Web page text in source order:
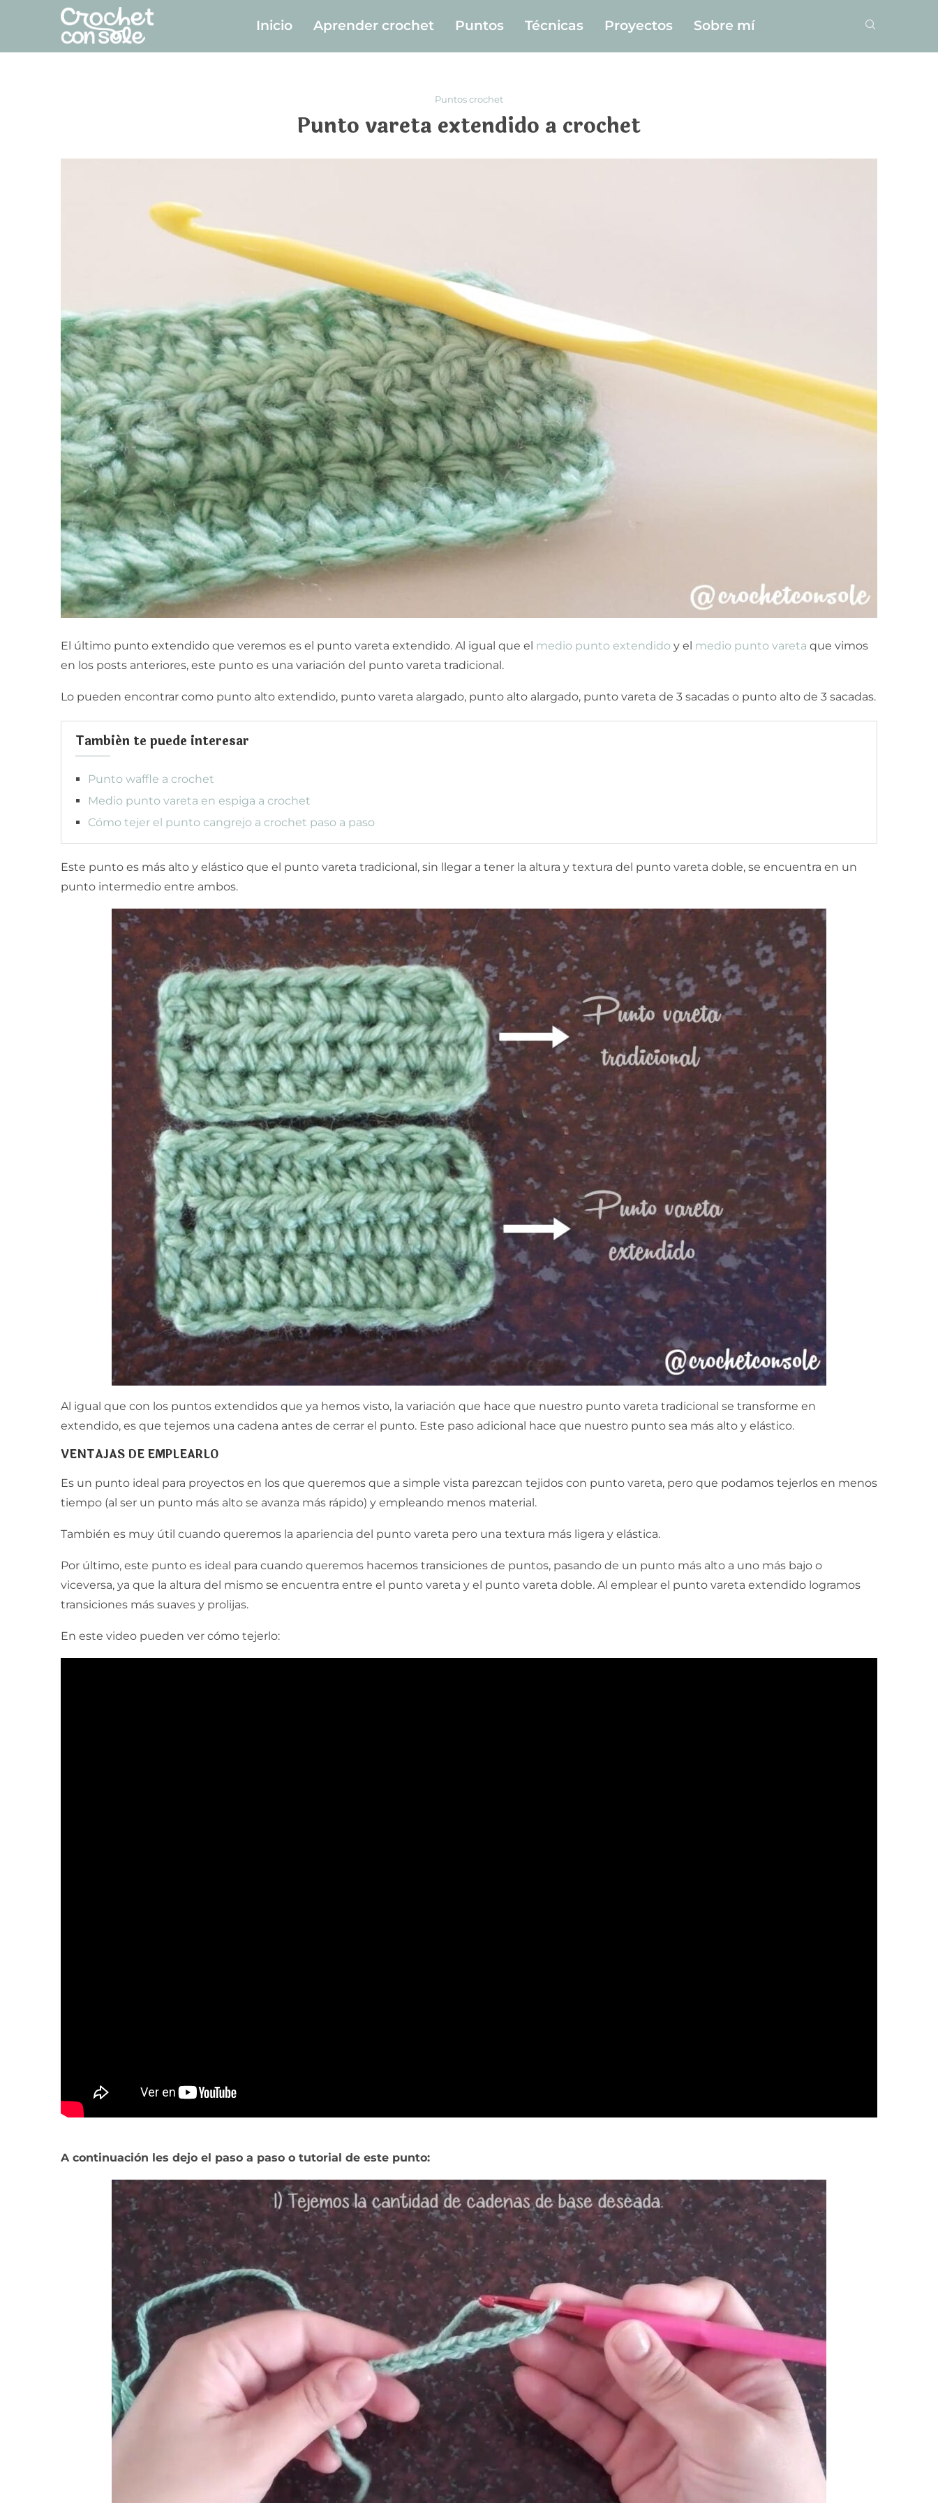
Inicio Aprender crochet Puntos Técnicas Proyectos Sobre mí
Puntos crochet
Punto vareta extendido a crochet
El último punto extendido que veremos es el punto vareta extendido. Al igual que el medio punto extendido y el medio punto vareta que vimos
en los posts anteriores, este punto es una variación del punto vareta tradicional.
Lo pueden encontrar como punto alto extendido, punto vareta alargado, punto alto alargado, punto vareta de 3 sacadas o punto alto de 3 sacadas.
También te puede interesar
Punto waffle a crochet
Medio punto vareta en espiga a crochet
Cómo tejer el punto cangrejo a crochet paso a paso
Este punto es más alto y elástico que el punto vareta tradicional, sin llegar a tener la altura y textura del punto vareta doble, se encuentra en un
punto intermedio entre ambos.
Al igual que con los puntos extendidos que ya hemos visto, la variación que hace que nuestro punto vareta tradicional se transforme en
extendido, es que tejemos una cadena antes de cerrar el punto. Este paso adicional hace que nuestro punto sea más alto y elástico.
VENTAJAS DE EMPLEARLO
Es un punto ideal para proyectos en los que queremos que a simple vista parezcan tejidos con punto vareta, pero que podamos tejerlos en menos
tiempo (al ser un punto más alto se avanza más rápido) y empleando menos material.
También es muy útil cuando queremos la apariencia del punto vareta pero una textura más ligera y elástica.
Por último, este punto es ideal para cuando queremos hacemos transiciones de puntos, pasando de un punto más alto a uno más bajo o
viceversa, ya que la altura del mismo se encuentra entre el punto vareta y el punto vareta doble. Al emplear el punto vareta extendido logramos
transiciones más suaves y prolijas.
En este video pueden ver cómo tejerlo:
A continuación les dejo el paso a paso o tutorial de este punto: